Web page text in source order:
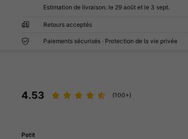
Estimation de livraison: le 29 août et le 3 sept.
Retours acceptés
Paiements sécurisés · Protection de la vie privée
4.53 (100+)
Petit